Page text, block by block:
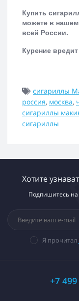
Купить
можете в нашем
всей России.
Курение
сигариллы
россия, москва,
сигариллы
сигариллы
Хотите
Подпишитесь на
Я прочитал
+7